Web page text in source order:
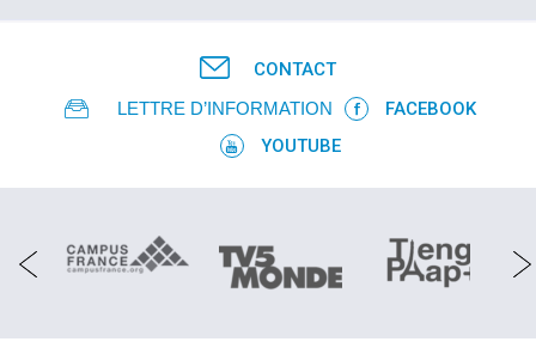
CONTACT
LETTRE D’INFORMATION
FACEBOOK
YOUTUBE